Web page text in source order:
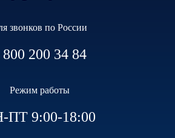
звонков по России
800 200 34 84
Режим работы
ПТ 9:00-18:00